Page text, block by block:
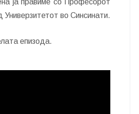
Универзитетот во Синсинати.
епизода.